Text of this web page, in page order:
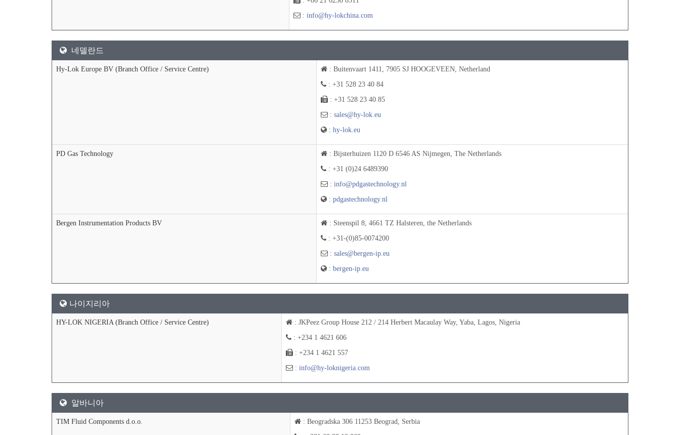
: info@hy-lokchina.com
네델란드
Hy-Lok Europe BV (Branch Office / Service Centre)
: Buitenvaart 1411, 7905 SJ HOOGEVEEN, Netherland
: +31 528 23 40 84
: +31 528 23 40 85
: sales@hy-lok.eu
: hy-lok.eu
PD Gas Technology
: Bijsterhuizen 1120 D 6546 AS Nijmegen, The Netherlands
: +31 (0)24 6489390
: info@pdgastechnology.nl
: pdgastechnology.nl
Bergen Instrumentation Products BV
: Steenspil 8, 4661 TZ Halsteren, the Netherlands
: +31-(0)85-0074200
: sales@bergen-ip.eu
: bergen-ip.eu
나이지리아
HY-LOK NIGERIA (Branch Office / Service Centre)
: JKPeez Group House 212 / 214 Herbert Macaulay Way, Yaba, Lagos, Nigeria
: +234 1 4621 606
: +234 1 4621 557
: info@hy-loknigeria.com
알바니아
TIM Fluid Components d.o.o.
: Beogradska 306 11253 Beograd, Serbia